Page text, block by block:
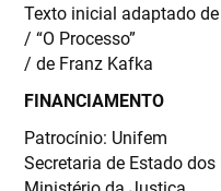
Texto inicial adaptado de
/ “O Processo”
/ de Franz Kafka
FINANCIAMENTO
Patrocínio: Unifem
Secretaria de Estado